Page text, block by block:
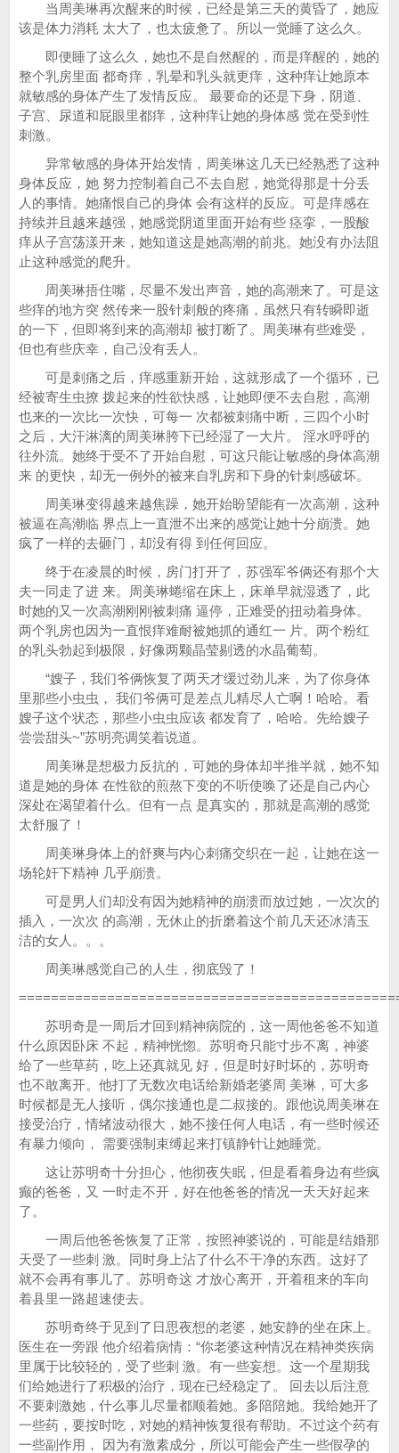
当周美琳再次醒来的时候，已经是第三天的黄昏了，她应
该是体力消耗 太大了，也太疲惫了。所以一觉睡了这么久。
即便睡了这么久，她也不是自然醒的，而是痒醒的，她的
整个乳房里面 都奇痒，乳晕和乳头就更痒，这种痒让她原本
就敏感的身体产生了发情反应。 最要命的还是下身，阴道、
子宫、尿道和屁眼里都痒，这种痒让她的身体感 觉在受到性
刺激。
异常敏感的身体开始发情，周美琳这几天已经熟悉了这种
身体反应，她 努力控制着自己不去自慰，她觉得那是十分丢
人的事情。她痛恨自己的身体 会有这样的反应。可是痒感在
持续并且越来越强，她感觉阴道里面开始有些 痉挛，一股酸
痒从子宫荡漾开来，她知道这是她高潮的前兆。她没有办法阻
止这种感觉的爬升。
周美琳捂住嘴，尽量不发出声音，她的高潮来了。可是这
些痒的地方突 然传来一股针刺般的疼痛，虽然只有转瞬即逝
的一下，但即将到来的高潮却 被打断了。周美琳有些难受，
但也有些庆幸，自己没有丢人。
可是刺痛之后，痒感重新开始，这就形成了一个循环，已
经被寄生虫撩 拨起来的性欲快感，让她即便不去自慰，高潮
也来的一次比一次快，可每一 次都被刺痛中断，三四个小时
之后，大汗淋漓的周美琳胯下已经湿了一大片。 淫水呼呼的
往外流。她终于受不了开始自慰，可这只能让敏感的身体高潮
来 的更快，却无一例外的被来自乳房和下身的针刺感破坏。
周美琳变得越来越焦躁，她开始盼望能有一次高潮，这种
被逼在高潮临 界点上一直泄不出来的感觉让她十分崩溃。她
疯了一样的去砸门，却没有得 到任何回应。
终于在凌晨的时候，房门打开了，苏强军爷俩还有那个大
夫一同走了进 来。周美琳蜷缩在床上，床单早就湿透了，此
时她的又一次高潮刚刚被刺痛 逼停，正难受的扭动着身体。
两个乳房也因为一直恨痒难耐被她抓的通红一 片。两个粉红
的乳头勃起到极限，好像两颗晶莹剔透的水晶葡萄。
“嫂子，我们爷俩恢复了两天才缓过劲儿来，为了你身体
里那些小虫虫， 我们爷俩可是差点儿精尽人亡啊！哈哈。看
嫂子这个状态，那些小虫虫应该 都发育了，哈哈。先给嫂子
尝尝甜头~”苏明亮调笑着说道。
周美琳是想极力反抗的，可她的身体却半推半就，她不知
道是她的身体 在性欲的煎熬下变的不听使唤了还是自己内心
深处在渴望着什么。但有一点 是真实的，那就是高潮的感觉
太舒服了！
周美琳身体上的舒爽与内心刺痛交织在一起，让她在这一
场轮奸下精神 几乎崩溃。
可是男人们却没有因为她精神的崩溃而放过她，一次次的
插入，一次次 的高潮，无休止的折磨着这个前几天还冰清玉
洁的女人。。。
周美琳感觉自己的人生，彻底毁了！
苏明奇是一周后才回到精神病院的，这一周他爸爸不知道
什么原因卧床 不起，精神恍惚。苏明奇只能寸步不离，神婆
给了一些草药，吃上还真就见 好，但是时好时坏的，苏明奇
也不敢离开。他打了无数次电话给新婚老婆周 美琳，可大多
时候都是无人接听，偶尔接通也是二叔接的。跟他说周美琳在
接受治疗，情绪波动很大，她不接任何人电话，有一些时候还
有暴力倾向， 需要强制束缚起来打镇静针让她睡觉。
这让苏明奇十分担心，他彻夜失眠，但是看着身边有些疯
癫的爸爸，又 一时走不开，好在他爸爸的情况一天天好起来
了。
一周后他爸爸恢复了正常，按照神婆说的，可能是结婚那
天受了一些刺 激。同时身上沾了什么不干净的东西。这好了
就不会再有事儿了。苏明奇这 才放心离开，开着租来的车向
着县里一路超速使去。
苏明奇终于见到了日思夜想的老婆，她安静的坐在床上。
医生在一旁跟 他介绍着病情：“你老婆这种情况在精神类疾病
里属于比较轻的，受了些刺 激。有一些妄想。这一个星期我
们给她进行了积极的治疗，现在已经稳定了。 回去以后注意
不要刺激她，什么事儿尽量都顺着她。多陪陪她。我给她开了
一些药，要按时吃，对她的精神恢复很有帮助。不过这个药有
一些副作用， 因为有激素成分，所以可能会产生一些假孕的